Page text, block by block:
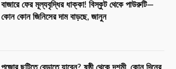
বাজারে ফের মূল্যবৃদ্ধির ধাক্কা! বিস্কুট থেকে পাউরুটি—
কোন কোন জিনিসের দাম বাড়ছে, জানুন